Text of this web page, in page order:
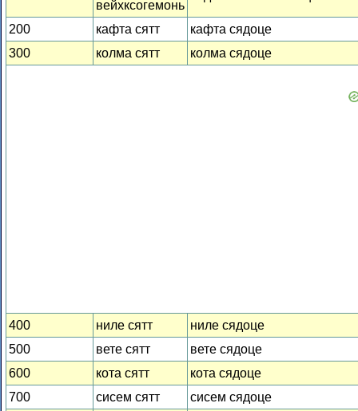
вейхксогемонь
200 кафта сятт
кафта сядоце
300
колма сятт колма сядоце
400 ниле сятт
ниле сядоце
500
вете сятт
вете сядоце
600
кота сятт
кота сядоце
700
сисем сятт
сисем сядоце